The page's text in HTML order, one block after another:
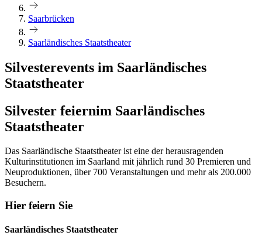
Saarbrücken
Saarländisches Staatstheater
Silvesterevents im Saarländisches
Staatstheater
Silvester feiernim Saarländisches
Staatstheater
Das Saarländische Staatstheater ist eine der herausragenden
Kulturinstitutionen im Saarland mit jährlich rund 30 Premieren und
Neuproduktionen, über 700 Veranstaltungen und mehr als 200.000
Besuchern.
Hier feiern Sie
Saarländisches Staatstheater